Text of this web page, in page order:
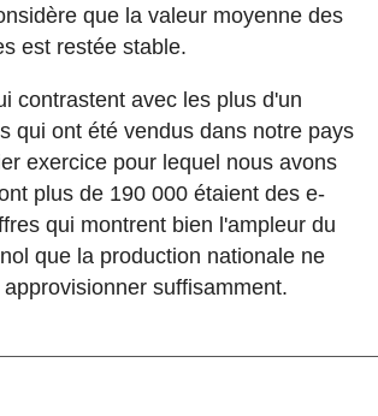
que la valeur moyenne des
est restée stable.
contrastent avec les plus d'un
qui ont été vendus dans notre pays
exercice pour lequel nous avons
plus de 190 000 étaient des e-
qui montrent bien l'ampleur du
que la production nationale ne
suffisamment.